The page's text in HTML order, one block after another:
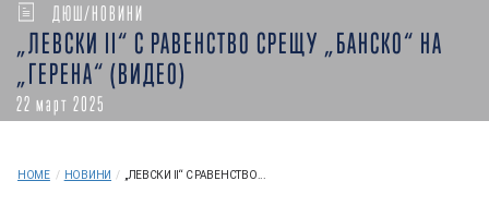
ДЮШ/НОВИНИ
„ЛЕВСКИ II“ С РАВЕНСТВО СРЕЩУ „БАНСКО“ НА
„ГЕРЕНА“ (ВИДЕО)
22 март 2025
HOME / НОВИНИ / „ЛЕВСКИ II“ С РАВЕНСТВО...